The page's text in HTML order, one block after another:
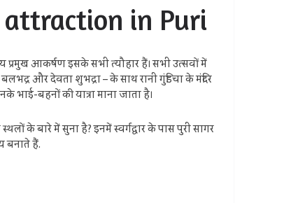
attraction in Puri
प्रमुख आकर्षण इसके सभी त्यौहार हैं। सभी उत्सवों में
और देवता शुभद्रा – के साथ रानी गुंडिचा के मंदिर
भाई-बहनों की यात्रा माना जाता है।
के बारे में सुना है? इनमें स्वर्गद्वार के पास पुरी सागर
बनाते हैं.